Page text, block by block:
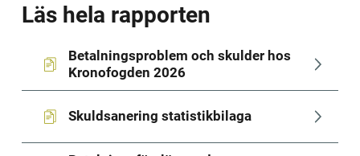
Läs hela rapporten
Betalningsproblem och skulder hos
Kronofogden 2026
pdf, 940 kB.
Skuldsanering statistikbilaga
xlsx, 1 MB.